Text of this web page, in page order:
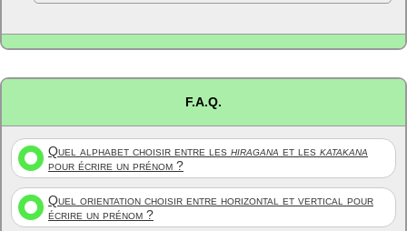
F.A.Q.
Quel alphabet choisir entre les hiragana et les katakana
pour écrire un prénom ?
Quel orientation choisir entre horizontal et vertical pour
écrire un prénom ?